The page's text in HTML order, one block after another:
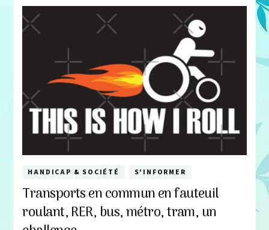
HANDICAP & SOCIÉTÉ S'INFORMER
Transports en commun en fauteuil
roulant, RER, bus, métro, tram, un